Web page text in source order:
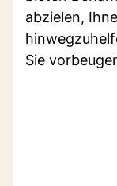
abzielen,
Sie